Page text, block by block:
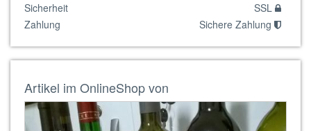
Sicherheit
SSL
Zahlung
Sichere Zahlung
Artikel im OnlineShop von